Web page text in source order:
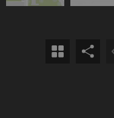
soubory
Funkční